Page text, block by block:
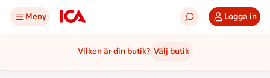
Meny Logga in
Vilken är din butik? Välj butik